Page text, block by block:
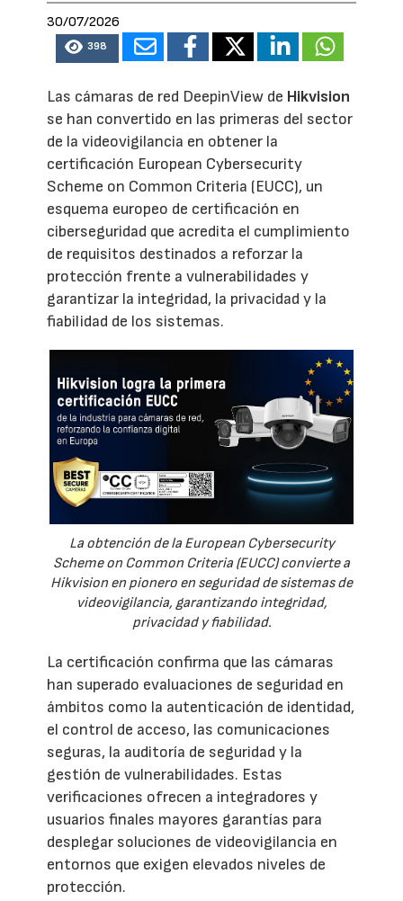
30/07/2026
398
Las cámaras de red DeepinView de Hikvision
se han convertido en las primeras del sector
de la videovigilancia en obtener la
certificación European Cybersecurity
Scheme on Common Criteria (EUCC), un
esquema europeo de certificación en
ciberseguridad que acredita el cumplimiento
de requisitos destinados a reforzar la
protección frente a vulnerabilidades y
garantizar la integridad, la privacidad y la
fiabilidad de los sistemas.
La obtención de la European Cybersecurity
Scheme on Common Criteria (EUCC) convierte a
Hikvision en pionero en seguridad de sistemas de
videovigilancia, garantizando integridad,
privacidad y fiabilidad.
La certificación confirma que las cámaras
han superado evaluaciones de seguridad en
ámbitos como la autenticación de identidad,
el control de acceso, las comunicaciones
seguras, la auditoría de seguridad y la
gestión de vulnerabilidades. Estas
verificaciones ofrecen a integradores y
usuarios finales mayores garantías para
desplegar soluciones de videovigilancia en
entornos que exigen elevados niveles de
protección.